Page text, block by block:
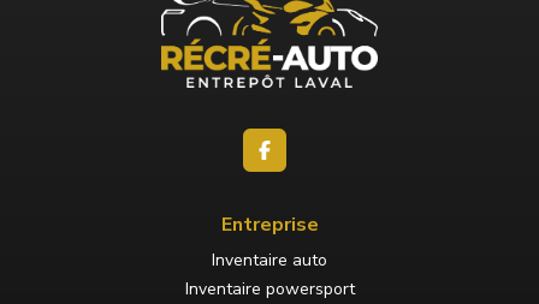
Entreprise
Inventaire auto
Inventaire powersport